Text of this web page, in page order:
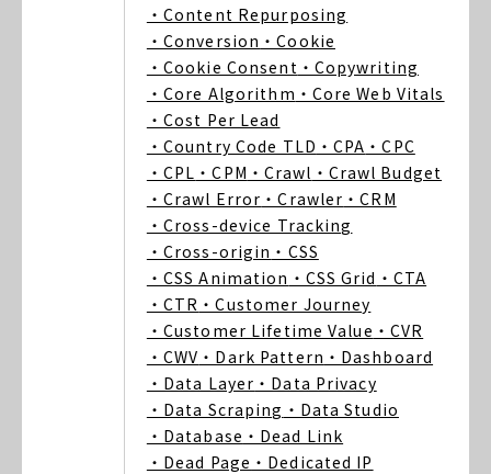
・Content Repurposing
・Conversion ・Cookie
・Cookie Consent ・Copywriting
・Core Algorithm ・Core Web Vitals
・Cost Per Lead
・Country Code TLD ・CPA ・CPC
・CPL ・CPM ・Crawl ・Crawl Budget
・Crawl Error ・Crawler ・CRM
・Cross-device Tracking
・Cross-origin ・CSS
・CSS Animation ・CSS Grid ・CTA
・CTR ・Customer Journey
・Customer Lifetime Value ・CVR
・CWV ・Dark Pattern ・Dashboard
・Data Layer ・Data Privacy
・Data Scraping ・Data Studio
・Database ・Dead Link
・Dead Page ・Dedicated IP